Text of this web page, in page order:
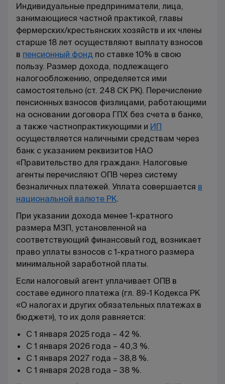
Индивидуальные предприниматели, лица,
занимающиеся частной практикой, главы
фермерских/крестьянских хозяйств и их члены
старше 18 лет осуществляют выплату взносов
в пенсионный фонд по ставке 10% в свою
пользу. Размер дохода, подлежащего
налогообложению, определяется ими
самостоятельно (ст. 248 СК РК). Перечисление
пенсионных взносов физлицами, работающими
на основании договора ГПХ без счета в банке,
а также частнопрактикующими и ИП
осуществляется наличными средствам через
банк с указанием реквизитов НАО
«Правительство для граждан». Налоговые
агенты перечисляют ОПВ через систему
безналичных платежей. Уплата совершается в
национальной валюте РК.
При указании дохода менее 1-кратного
размера МЗП, установленной на
соответствующий финансовый год, возникает
право уплаты взносов с 1-кратного размера
минимальной заработной платы.
Если налоговый агент уплачивает ОПВ в
составе единого платежа (гл. 89-1 Кодекса РК
«О налогах и других обязательных платежах в
бюджет»), то их доля равняется:
С 1 января 2025 года – 42 %.
С 1 января 2026 года – 40,3 %.
С 1 января 2027 года – 38,8 %.
С 1 января 2028 года – 38 %.